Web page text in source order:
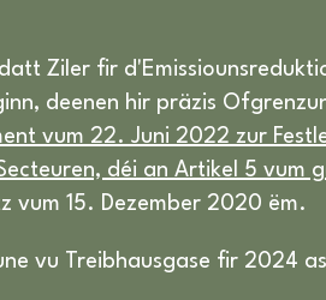
Ziler fir
deenen hir präzis
vum 22. Juni 2022 zur
déi an Artikel 5
vum 15. Dezember 2020 ëm.
vu Treibhausgase fir 2024